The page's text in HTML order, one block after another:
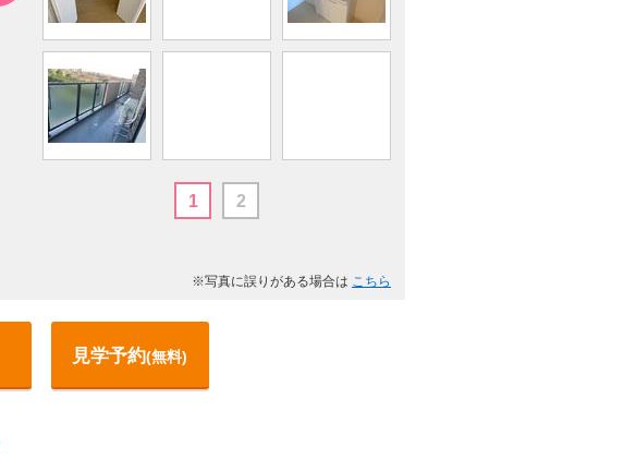
1 2
※写真に誤りがある場合は こちら
見学予約(無料)